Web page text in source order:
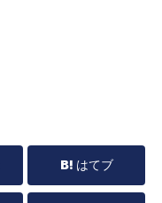
はてブ